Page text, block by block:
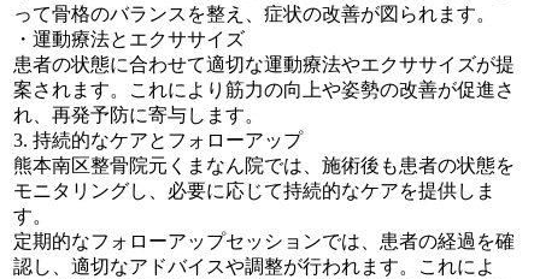
って骨格のバランスを整え、症状の改善が図られます。
・運動療法とエクササイズ
患者の状態に合わせて適切な運動療法やエクササイズが提
案されます。これにより筋力の向上や姿勢の改善が促進さ
れ、再発予防に寄与します。
3. 持続的なケアとフォローアップ
熊本南区整骨院元くまなん院では、施術後も患者の状態を
モニタリングし、必要に応じて持続的なケアを提供しま
す。
定期的なフォローアップセッションでは、患者の経過を確
認し、適切なアドバイスや調整が行われます。これによ